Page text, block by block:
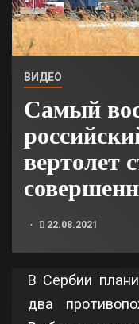
ВИДЕО
Самый
вертолет
22.08.2021
В Сербии
два